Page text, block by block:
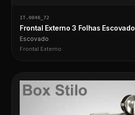
IT.0046_72
Frontal Externo 3 Folhas Escovado
Escovado
Frontal Externo